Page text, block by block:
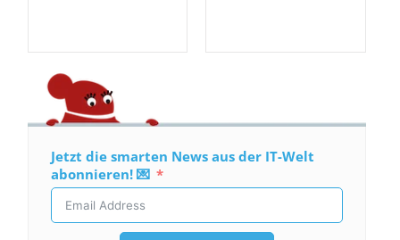
Jetzt die smarten News aus der IT-Welt
abonnieren! 💌